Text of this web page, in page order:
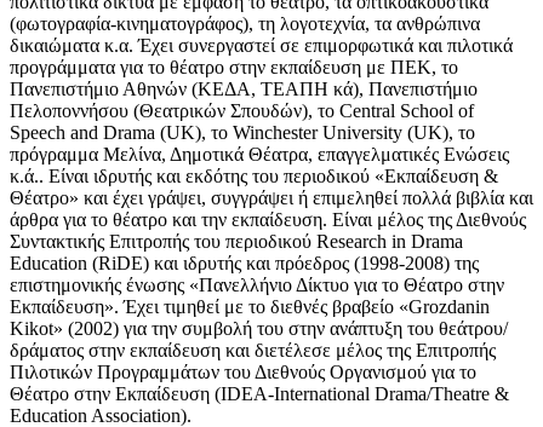
(φωτογραφία-κινηματογράφος), τη λογοτεχνία, τα ανθρώπινα
δικαιώματα κ.α. Έχει συνεργαστεί σε επιμορφωτικά και πιλοτικά
προγράμματα για το θέατρο στην εκπαίδευση με ΠΕΚ, το
Πανεπιστήμιο Αθηνών (ΚΕΔΑ, ΤΕΑΠΗ κά), Πανεπιστήμιο
Πελοποννήσου (Θεατρικών Σπουδών), το Central School of
Speech and Drama (UK), το Winchester University (UK), το
πρόγραμμα Μελίνα, Δημοτικά Θέατρα, επαγγελματικές Ενώσεις
κ.ά.. Είναι ιδρυτής και εκδότης του περιοδικού «Εκπαίδευση &
Θέατρο» και έχει γράψει, συγγράψει ή επιμεληθεί πολλά βιβλία και
άρθρα για το θέατρο και την εκπαίδευση. Είναι μέλος της Διεθνούς
Συντακτικής Επιτροπής του περιοδικού Research in Drama
Education (RiDE) και ιδρυτής και πρόεδρος (1998-2008) της
επιστημονικής ένωσης «Πανελλήνιο Δίκτυο για το Θέατρο στην
Εκπαίδευση». Έχει τιμηθεί με το διεθνές βραβείο «Grozdanin
Kikot» (2002) για την συμβολή του στην ανάπτυξη του θεάτρου/
δράματος στην εκπαίδευση και διετέλεσε μέλος της Επιτροπής
Πιλοτικών Προγραμμάτων του Διεθνούς Οργανισμού για το
Θέατρο στην Εκπαίδευση (IDEA-International Drama/Theatre &
Education Association).